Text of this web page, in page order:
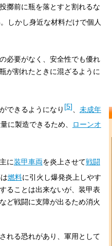
擲前に瓶を落とすと割れるな
しかし身近な材料だけで個人
必要がなく、安全性でも優れ
が割れたときに混ざるように
できるようになり [5]
未成年
に製造できるため、
ローンオ
に装甲車両を炎上させて戦闘
燃料に引火し爆発炎上しやす
ることは出来ないが、装甲表
ど戦闘に支障が出るため消火
れる恐れがあり、軍用として